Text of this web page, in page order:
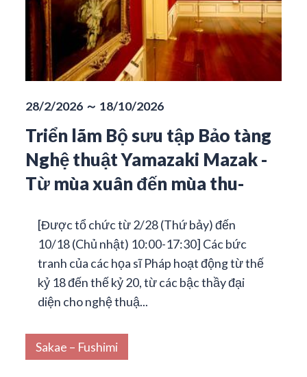
28/2/2026 ～ 18/10/2026
Triển lãm Bộ sưu tập Bảo tàng
Nghệ thuật Yamazaki Mazak -
Từ mùa xuân đến mùa thu-
[Được tổ chức từ 2/28 (Thứ bảy) đến
10/18 (Chủ nhật) 10:00-17:30] Các bức
tranh của các họa sĩ Pháp hoạt động từ thế
kỷ 18 đến thế kỷ 20, từ các bậc thầy đại
diện cho nghệ thuậ...
Sakae – Fushimi